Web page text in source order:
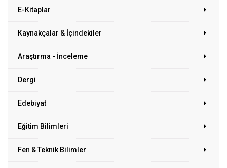
E-Kitaplar
Kaynakçalar & İçindekiler
Araştırma - İnceleme
Dergi
Edebiyat
Eğitim Bilimleri
Fen & Teknik Bilimler